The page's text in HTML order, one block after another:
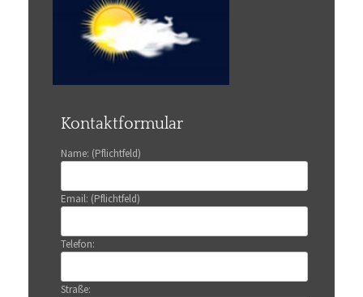
Kontaktformular
Name: (Pflichtfeld)
Email: (Pflichtfeld)
Telefon:
Straße: